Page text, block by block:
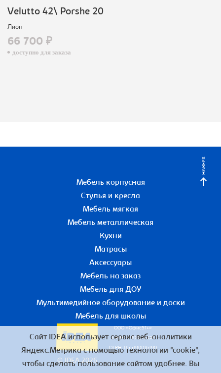
Velutto 42\ Porshe 20
Лион
66 700 ₽
доступно для заказа
НАВЕРХ
Мебель корпусная
Стулья и кресла
Мебель мягкая
Мебель металлическая
Кухни
Матрасы
Аксессуары
Мебель на заказ
Мебель для ДОУ
Мультимедийное оборудование и доски
Мебель для школы
© IDEA 2026
ООО «Офис51+»
ИНН 5190055780
ОГРН 1155190016190
Сайт IDEA использует сервис веб-аналитики
Яндекс.Метрика с помощью технологии "cookie",
чтобы сделать пользование сайтом удобнее. Вы